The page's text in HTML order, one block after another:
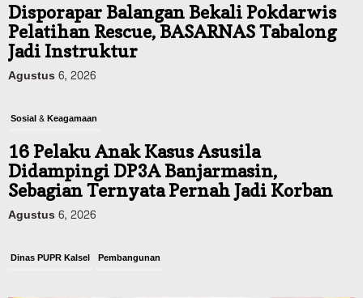
Disporapar Balangan Bekali Pokdarwis
Pelatihan Rescue, BASARNAS Tabalong
Jadi Instruktur
Agustus 6, 2026
Sosial & Keagamaan
16 Pelaku Anak Kasus Asusila
Didampingi DP3A Banjarmasin,
Sebagian Ternyata Pernah Jadi Korban
Agustus 6, 2026
Dinas PUPR Kalsel Pembangunan